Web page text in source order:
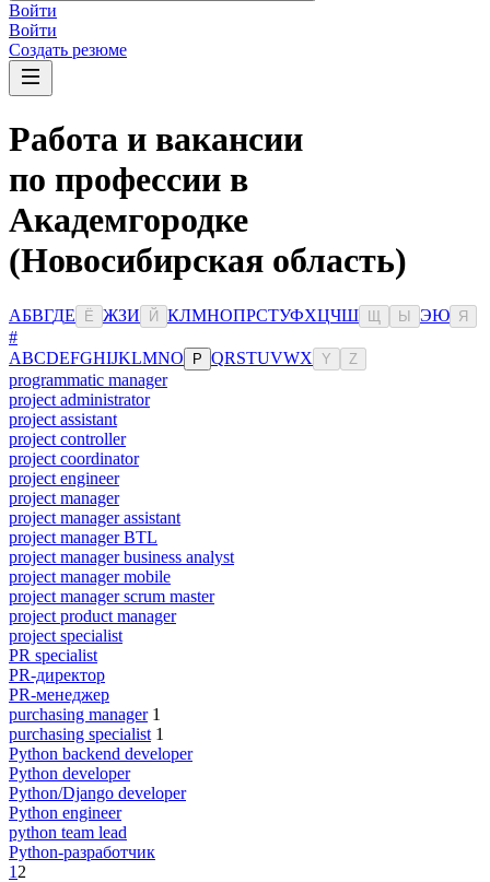
Войти
Войти
Создать резюме
Работа и вакансии
по профессии в
Академгородке
(Новосибирская область)
АБВГДЕ Ё ЖЗИ Й КЛМНОПРСТУФХЦЧШ Ы ЭЮ Я
#
ABCDEFGHIJKLMNO P QRSTUVWX Y Z
programmatic manager
project administrator
project assistant
project controller
project coordinator
project engineer
project manager
project manager assistant
project manager BTL
project manager business analyst
project manager mobile
project manager scrum master
project product manager
project specialist
PR specialist
PR-директор
PR-менеджер
purchasing manager 1
purchasing specialist 1
Python backend developer
Python developer
Python/Django developer
Python engineer
python team lead
Python-разработчик
1 2